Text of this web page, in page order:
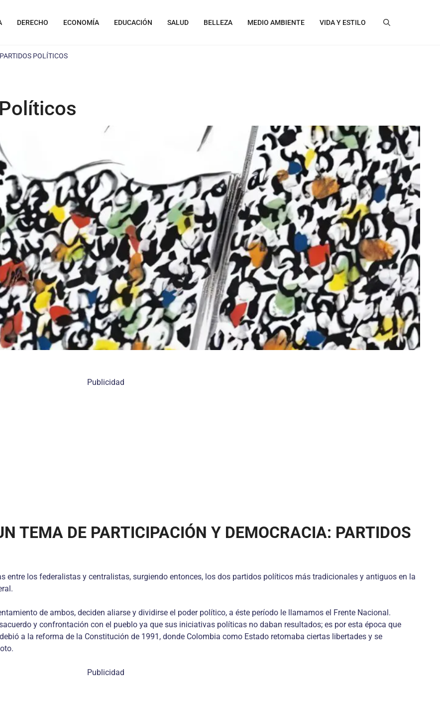
DERECHO ECONOMÍA EDUCACIÓN SALUD BELLEZA MEDIO AMBIENTE VIDA Y ESTILO
POLÍTICOS
Publicidad
TEMA DE PARTICIPACIÓN Y DEMOCRACIA: PARTIDOS
entre los federalistas y centralistas, surgiendo entonces, los dos partidos políticos más tradicionales y antiguos en la
de ambos, deciden aliarse y dividirse el poder político, a éste período le llamamos el Frente Nacional.
y confrontación con el pueblo ya que sus iniciativas políticas no daban resultados; es por esta época que
a la reforma de la Constitución de 1991, donde Colombia como Estado retomaba ciertas libertades y se
Publicidad